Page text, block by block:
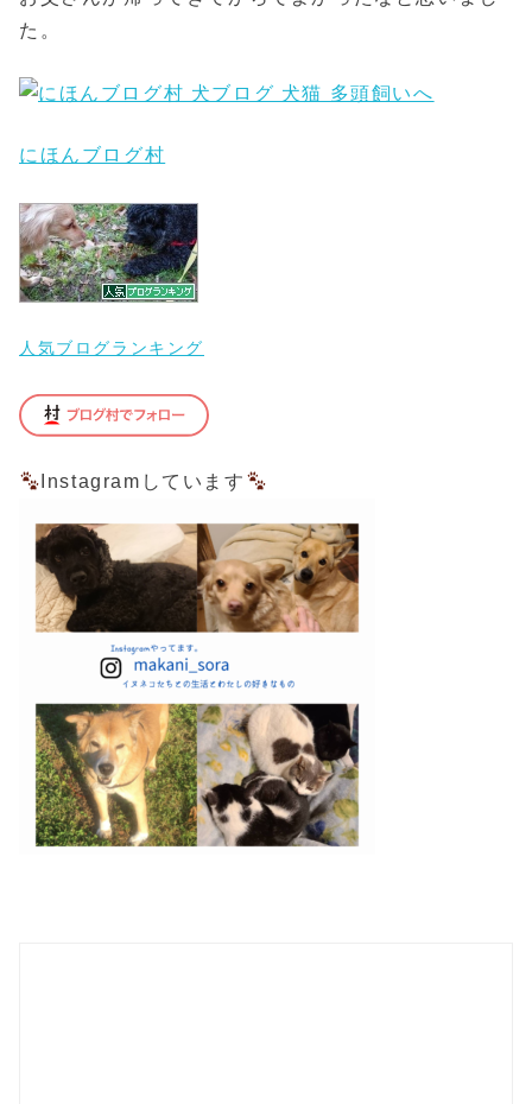
た。
にほんブログ村
人気ブログランキング
Instagramしています